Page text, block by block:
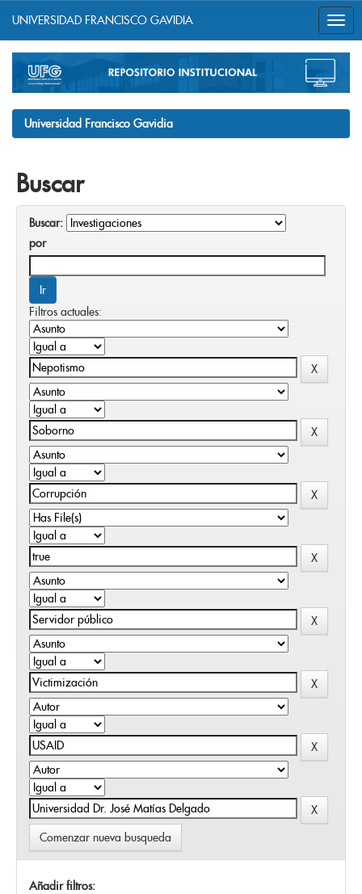
navigation
UNIVERSIDAD FRANCISCO GAVIDIA
Universidad Francisco Gavidia
Buscar
Buscar:
por
Filtros actuales:
Comenzar nueva busqueda
Añadir filtros: